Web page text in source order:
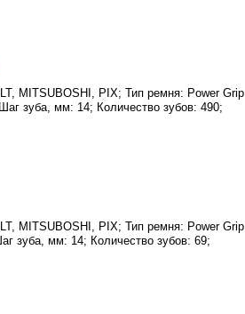
MITSUBOSHI, PIX; Тип ремня: Power Grip
Шаг зуба, мм: 14; Количество зубов: 490;
MITSUBOSHI, PIX; Тип ремня: Power Grip
зуба, мм: 14; Количество зубов: 69;